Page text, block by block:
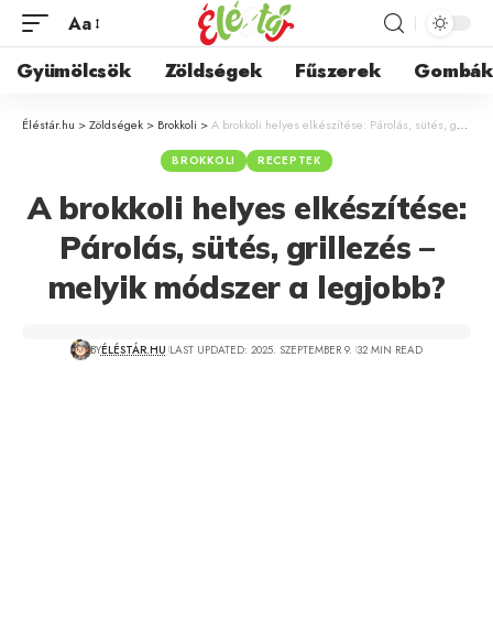
Aa
Gyümölcsök Zöldségek Fűszerek Gombák
Éléstár.hu >Zöldségek > Brokkoli >A brokkoli helyes elkészítése: Párolás, sütés, grillezés – melyik módszer a legjobb?
BROKKOLI RECEPTEK
A brokkoli helyes elkészítése:
Párolás, sütés, grillezés –
melyik módszer a legjobb?
BYÉLÉSTÁR.HU LAST UPDATED: 2025. SZEPTEMBER 9. 32 MIN READ